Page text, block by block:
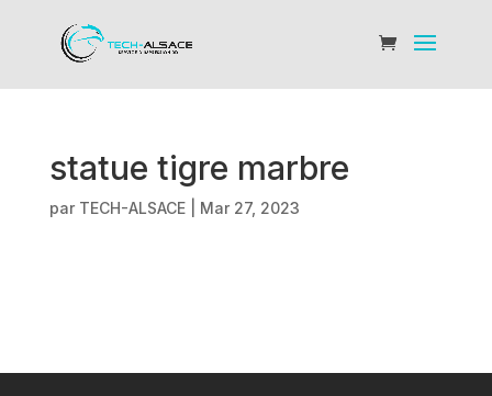
statue tigre marbre
par TECH-ALSACE| Mar 27, 2023